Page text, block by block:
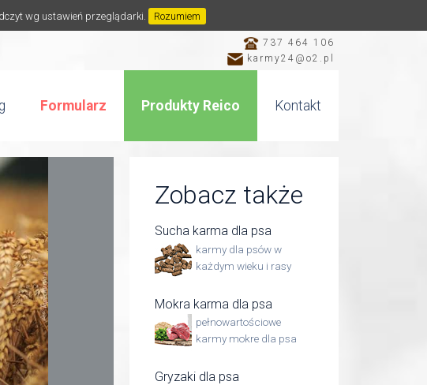
wg ustawień przeglądarki. Rozumiem
737 464 106
karmy24@o2.pl
Formularz Produkty Reico Kontakt
Zobacz także
Sucha karma dla psa
karmy dla psów w
każdym wieku i rasy
Mokra karma dla psa
pełnowartościowe
karmy mokre dla psa
Gryzaki dla psa